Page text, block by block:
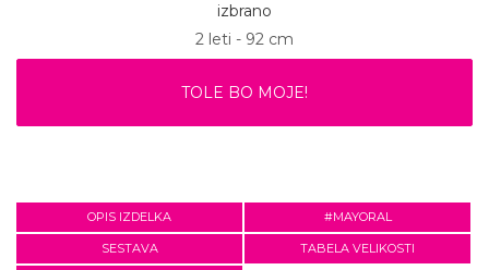
izbrano
2 leti - 92 cm
TOLE BO MOJE!
OPIS IZDELKA #MAYORAL
SESTAVA TABELA VELIKOSTI